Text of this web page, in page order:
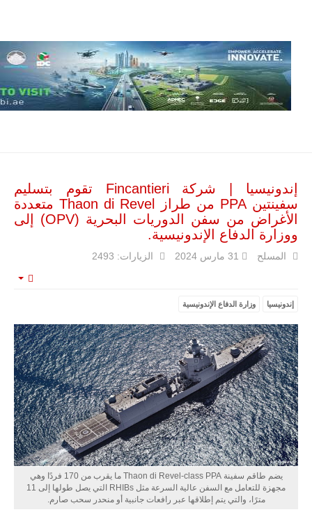
أوريون مع
قوة الفيلق
الأفريقي في
حرب
مع تصاعد حدة
باماكو وبالنسبة
لحملة مكافحة
التمرد في
منطقة الساحل،
فإن الجمع بين
قدرة طائرة
أوريون على
التحليق…
للمزيد
إندونيسيا | شركة Fincantieri تقوم بتسليم
سفينتين PPA من طراز Thaon di Revel متعددة
الأغراض من سفن الدوريات البحرية (OPV) إلى
ووزارة الدفاع الإندونيسية.
المسلح 31 مارس 2024 الزيارات: 2493
إندونيسيا وزارة الدفاع الإندونيسية
يضم طاقم سفينة Thaon di Revel-class PPA ما يقرب من 170 فردًا وهي
مجهزة للتعامل مع السفن عالية السرعة مثل RHIBs التي يصل طولها إلى 11
مترًا، والتي يتم إطلاقها عبر رافعات جانبية أو منحدر سحب صارم.